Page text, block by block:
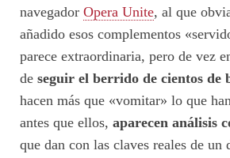
navegador Opera Unite, al que
añadido esos complementos
parece extraordinaria, pero de vez
de seguir el berrido de cientos de
hacen más que «vomitar» lo que
antes que ellos, aparecen análisis
que dan con las claves reales de un